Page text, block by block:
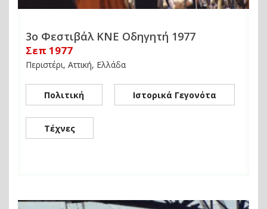
3ο Φεστιβάλ ΚΝΕ Οδηγητή 1977
Σεπ 1977
Περιστέρι, Αττική, Ελλάδα
Πολιτική Ιστορικά Γεγονότα
Τέχνες